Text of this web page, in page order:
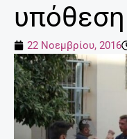
22 Νοεμβρίου, 2016